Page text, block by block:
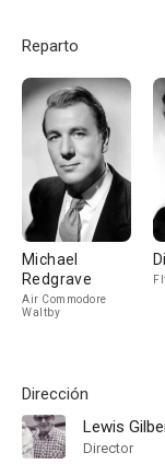
Reparto
Michael
Redgrave
Air Commodore
Waltby
Dirección
Lewis
Director